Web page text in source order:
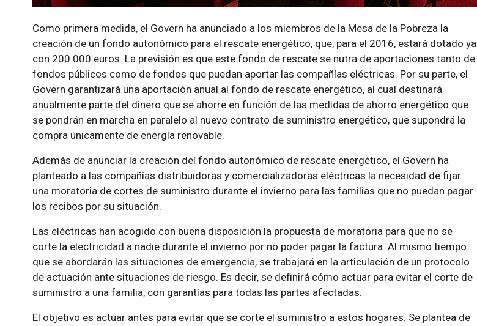
Como primera medida, el Govern ha anunciado a los miembros de la Mesa de la Pobreza la
creación de un fondo autonómico para el rescate energético, que, para el 2016, estará dotado ya
con 200.000 euros. La previsión es que este fondo de rescate se nutra de aportaciones tanto de
fondos públicos como de fondos que puedan aportar las compañías eléctricas. Por su parte, el
Govern garantizará una aportación anual al fondo de rescate energético, al cual destinará
anualmente parte del dinero que se ahorre en función de las medidas de ahorro energético que
se pondrán en marcha en paralelo al nuevo contrato de suministro energético, que supondrá la
compra únicamente de energía renovable.
Además de anunciar la creación del fondo autonómico de rescate energético, el Govern ha
planteado a las compañías distribuidoras y comercializadoras eléctricas la necesidad de fijar
una moratoria de cortes de suministro durante el invierno para las familias que no puedan pagar
los recibos por su situación.
Las eléctricas han acogido con buena disposición la propuesta de moratoria para que no se
corte la electricidad a nadie durante el invierno por no poder pagar la factura. Al mismo tiempo
que se abordarán las situaciones de emergencia, se trabajará en la articulación de un protocolo
de actuación ante situaciones de riesgo. Es decir, se definirá cómo actuar para evitar el corte de
suministro a una familia, con garantías para todas las partes afectadas.
El objetivo es actuar antes para evitar que se corte el suministro a estos hogares. Se plantea de